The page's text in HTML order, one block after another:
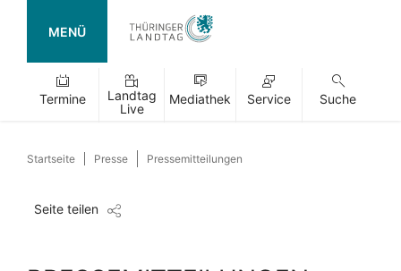
MENÜ
Termine
Landtag
Live
Mediathek Service Suche
Startseite Presse Pressemitteilungen
Seite teilen